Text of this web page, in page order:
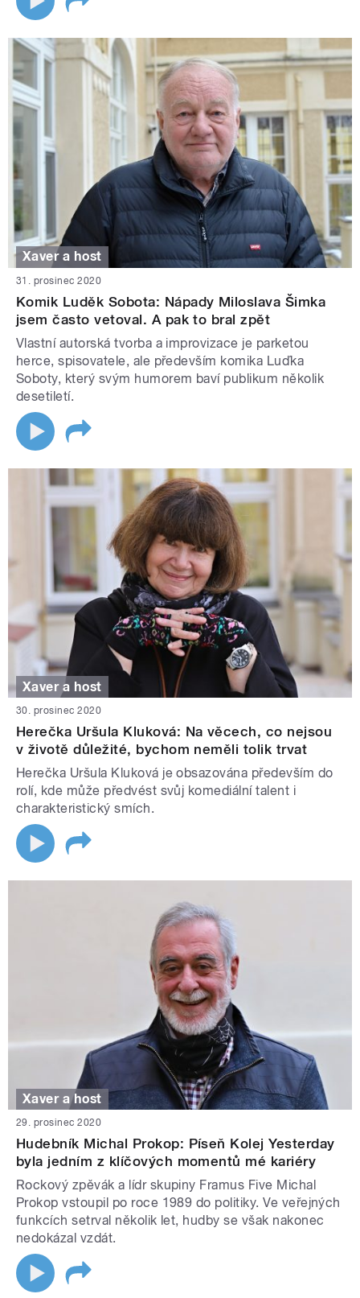
Xaver a host
31. prosinec 2020
Komik Luděk Sobota: Nápady Miloslava Šimka
jsem často vetoval. A pak to bral zpět
Vlastní autorská tvorba a improvizace je parketou
herce, spisovatele, ale především komika Luďka
Soboty, který svým humorem baví publikum několik
desetiletí.
Xaver a host
30. prosinec 2020
Herečka Uršula Kluková: Na věcech, co nejsou
v životě důležité, bychom neměli tolik trvat
Herečka Uršula Kluková je obsazována především do
rolí, kde může předvést svůj komediální talent i
charakteristický smích.
Xaver a host
29. prosinec 2020
Hudebník Michal Prokop: Píseň Kolej Yesterday
byla jedním z klíčových momentů mé kariéry
Rockový zpěvák a lídr skupiny Framus Five Michal
Prokop vstoupil po roce 1989 do politiky. Ve veřejných
funkcích setrval několik let, hudby se však nakonec
nedokázal vzdát.